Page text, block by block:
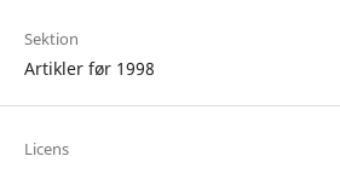
Sektion
Artikler før 1998
Licens